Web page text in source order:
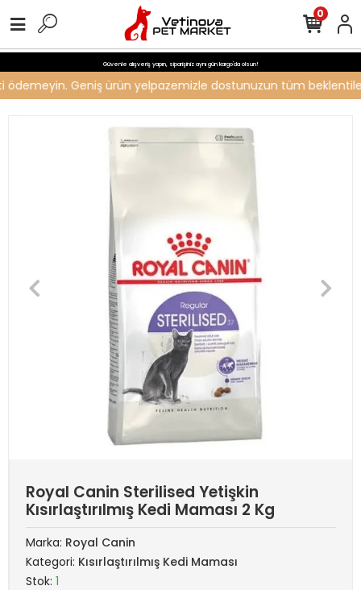
Güvenle alışveriş yapın, siparişiniz aynı gün kargo'da olsun!
Geniş ürün yelpazemizle dostunuzun tüm
0
Royal Canin Sterilised Yetişkin
Kısırlaştırılmış Kedi Maması 2 Kg
Marka: Royal Canin
Kategori: Kısırlaştırılmış Kedi Maması
Stok: 1